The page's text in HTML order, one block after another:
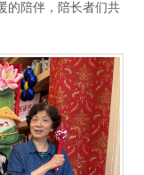
的陪伴，陪长者们共